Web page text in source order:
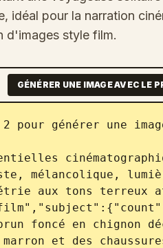
idéal pour la narration
d'images style film.
GÉNÉRER UNE IMAGE AVEC LE
pour générer une
mélancolique,
aux tons terreux
brun foncé en
et des